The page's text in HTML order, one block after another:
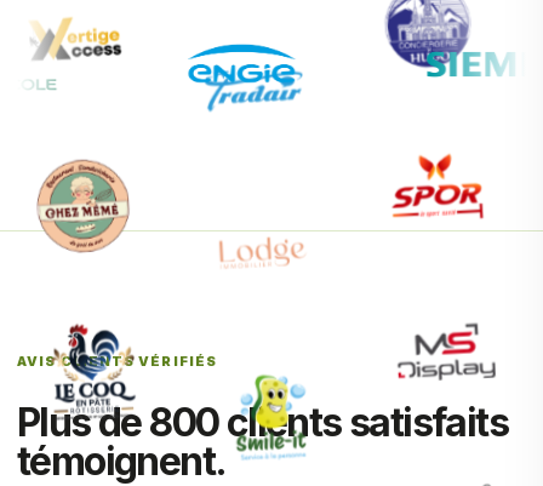
AVIS CLIENTS VÉRIFIÉS
Plus de 800 clients satisfaits
témoignent.